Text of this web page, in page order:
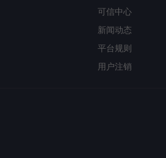
可信中心
新闻动态
平台规则
用户注销